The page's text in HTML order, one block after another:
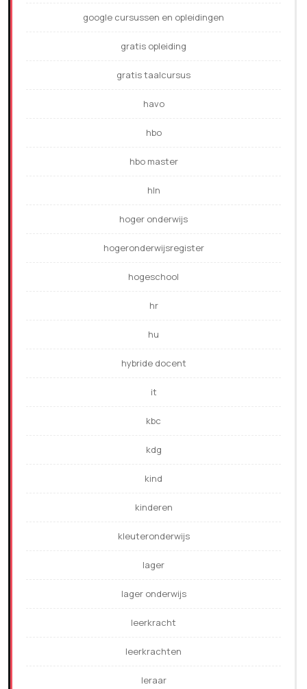
google cursussen en opleidingen
gratis opleiding
gratis taalcursus
havo
hbo
hbo master
hln
hoger onderwijs
hogeronderwijsregister
hogeschool
hr
hu
hybride docent
it
kbc
kdg
kind
kinderen
kleuteronderwijs
lager
lager onderwijs
leerkracht
leerkrachten
leraar